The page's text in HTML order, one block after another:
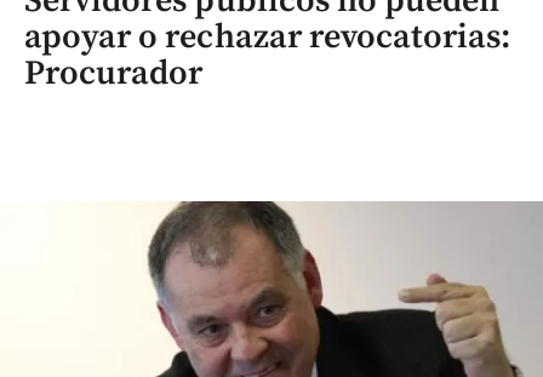
apoyar o rechazar revocatorias:
Procurador